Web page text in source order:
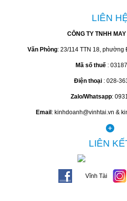
LIÊN
CÔNG TY TNHH MAY
Văn Phòng: 23/114 TTN 18,
Mã số thuế :
Điện thoại : 028-
Zalo/Whatsapp:
Email : kinhdoanh@vinhtai.vn &
LIÊN